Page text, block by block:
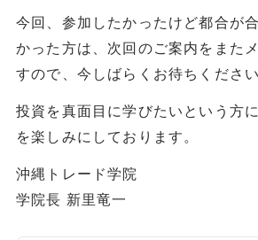
今回、参加したかったけど都合が
かった方は、次回のご案内をまた
すので、今しばらくお待ちください
投資を真面目に学びたいという方
を楽しみにしております。
沖縄トレード学院
学院長 新里竜一